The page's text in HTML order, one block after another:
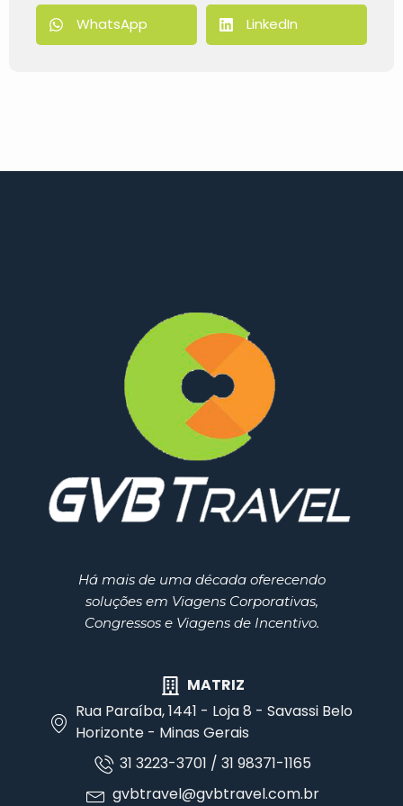
WhatsApp LinkedIn
Há mais de uma década oferecendo
soluções em Viagens Corporativas,
Congressos e Viagens de Incentivo.
MATRIZ
Rua Paraíba, 1441 - Loja 8 - Savassi Belo
Horizonte - Minas Gerais
31 3223-3701 / 31 98371-1165
gvbtravel@gvbtravel.com.br